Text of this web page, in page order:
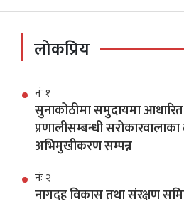
लोकप्रिय
नंः १
सुनाकोठीमा समुदायमा आधारित
प्रणालीसम्बन्धी
अभिमुखीकरण सम्पन्न
नंः २
नागदह विकास तथा संरक्षण